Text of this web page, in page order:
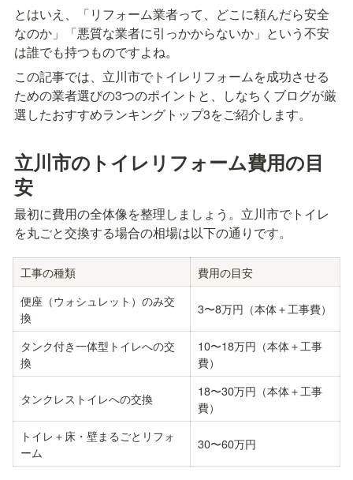
とはいえ、「リフォーム業者って、どこに頼んだら安全
なのか」「悪質な業者に引っかからないか」という不安
は誰でも持つものですよね。
この記事では、立川市でトイレリフォームを成功させる
ための業者選びの3つのポイントと、しなちくブログが厳
選したおすすめランキングトップ3をご紹介します。
立川市のトイレリフォーム費用の目
安
最初に費用の全体像を整理しましょう。立川市でトイレ
を丸ごと交換する場合の相場は以下の通りです。
工事の種類
費用の目安
便座（ウォシュレット）のみ交
換
3〜8万円（本体＋工事費）
タンク付き一体型トイレへの交
換
10〜18万円（本体＋工事
費）
タンクレストイレへの交換
18〜30万円（本体＋工事
費）
トイレ＋床・壁まるごとリフォ
ーム
30〜60万円